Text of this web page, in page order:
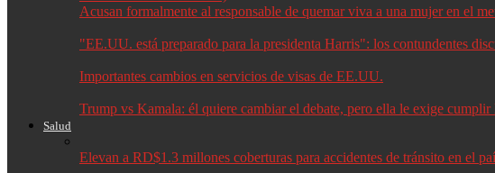
Acusan formalmente al responsable de quemar viva a una mujer en el
"EE.UU. está preparado para la presidenta Harris": los contundentes
Importantes cambios en servicios de visas de EE.UU.
Trump vs Kamala: él quiere cambiar el debate, pero ella le exige
Salud
Elevan a RD$1.3 millones coberturas para accidentes de tránsito en el